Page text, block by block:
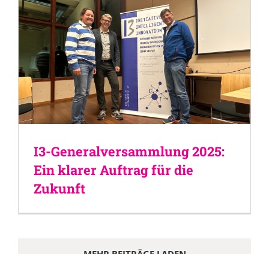
I3-Generalversammlung 2025:
Ein klarer Auftrag für die
Zukunft